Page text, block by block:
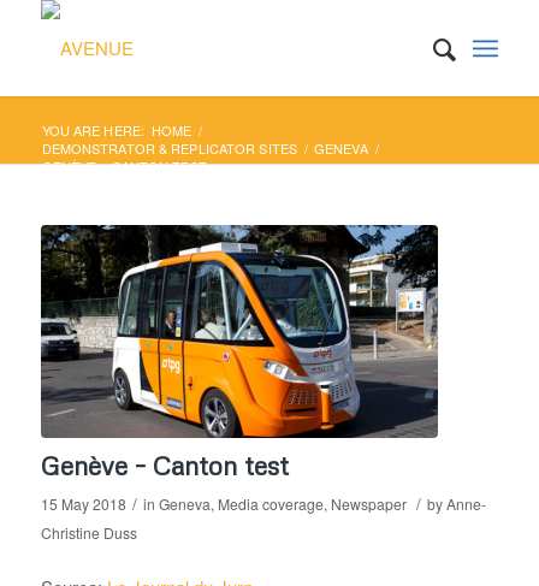
YOU ARE HERE: HOME /
DEMONSTRATOR & REPLICATOR SITES / GENEVA /
GENÈVE – CANTON TEST
Genève – Canton test
15 May 2018 / in Geneva, Media coverage, Newspaper / byAnne-
Christine Duss